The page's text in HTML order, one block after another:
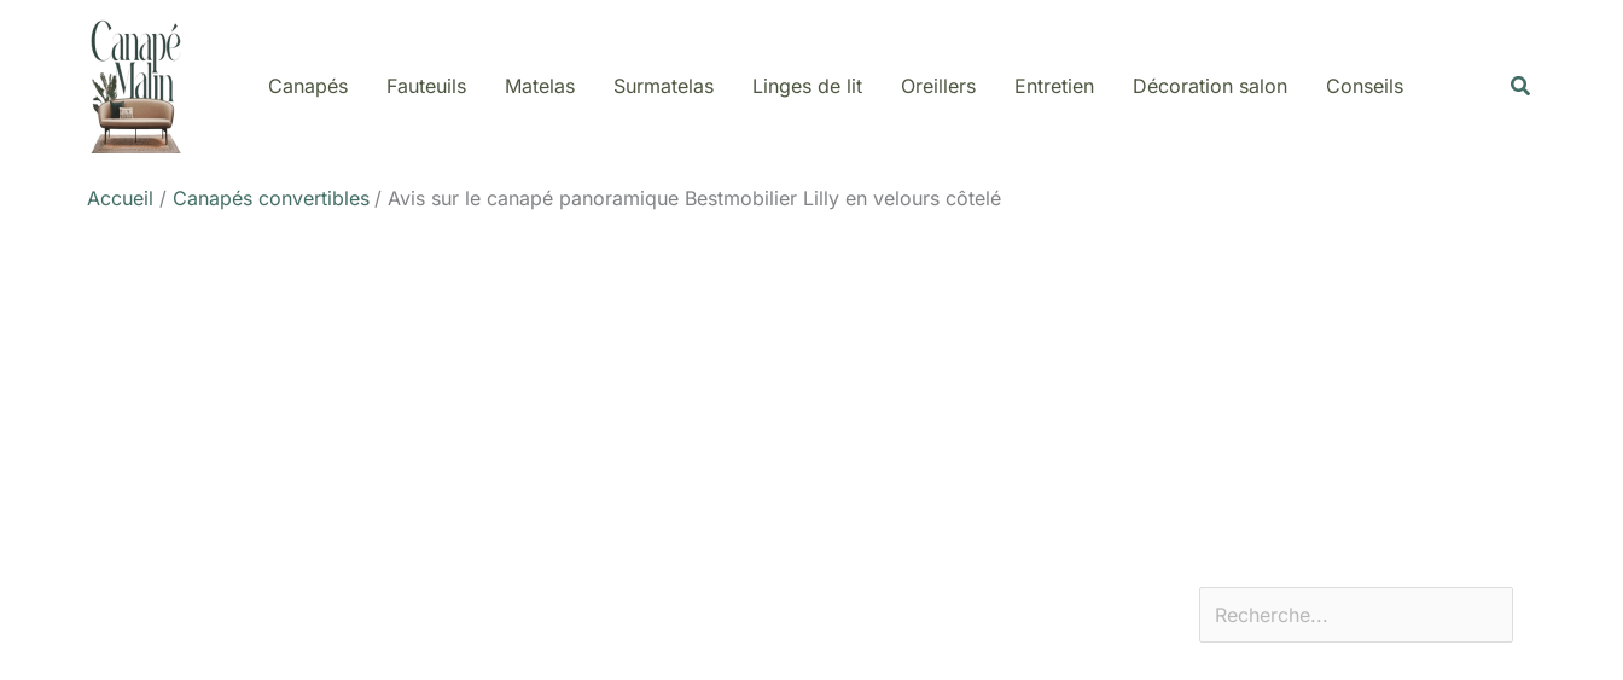
Canapés Fauteuils Matelas Surmatelas Linges de lit Oreillers Entretien Décoration salon Conseils
Accueil Canapés convertibles Avis sur le canapé panoramique Bestmobilier Lilly en velours côtelé